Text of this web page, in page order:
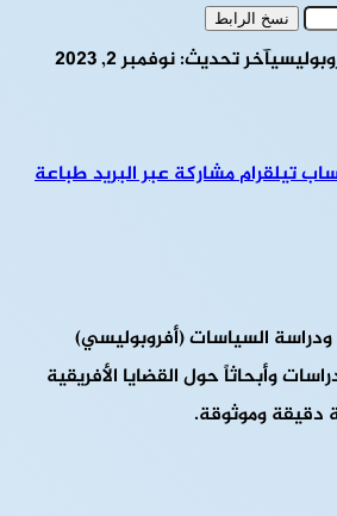
نسخ الرابط
آخر تحديث: نوفمبر 2, 2023
تيلقراممشاركة عبر البريدطباعة
ودراسة السياسات (أفروبوليسي)
وأبحاثاً حول القضايا الأفريقية
دقيقة وموثوقة.